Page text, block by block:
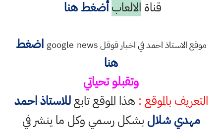
قناة الالعاب أضغط هنا
موقع الاستاذ احمد في اخبار قوقل googlenews
اضغط
هنا
وتقبلو تحياتي
التعريف بالموقع : هذا الموقع تابعللاستاذ احمد
مهدي شلال بشكل رسمي وكل ما ينشر في